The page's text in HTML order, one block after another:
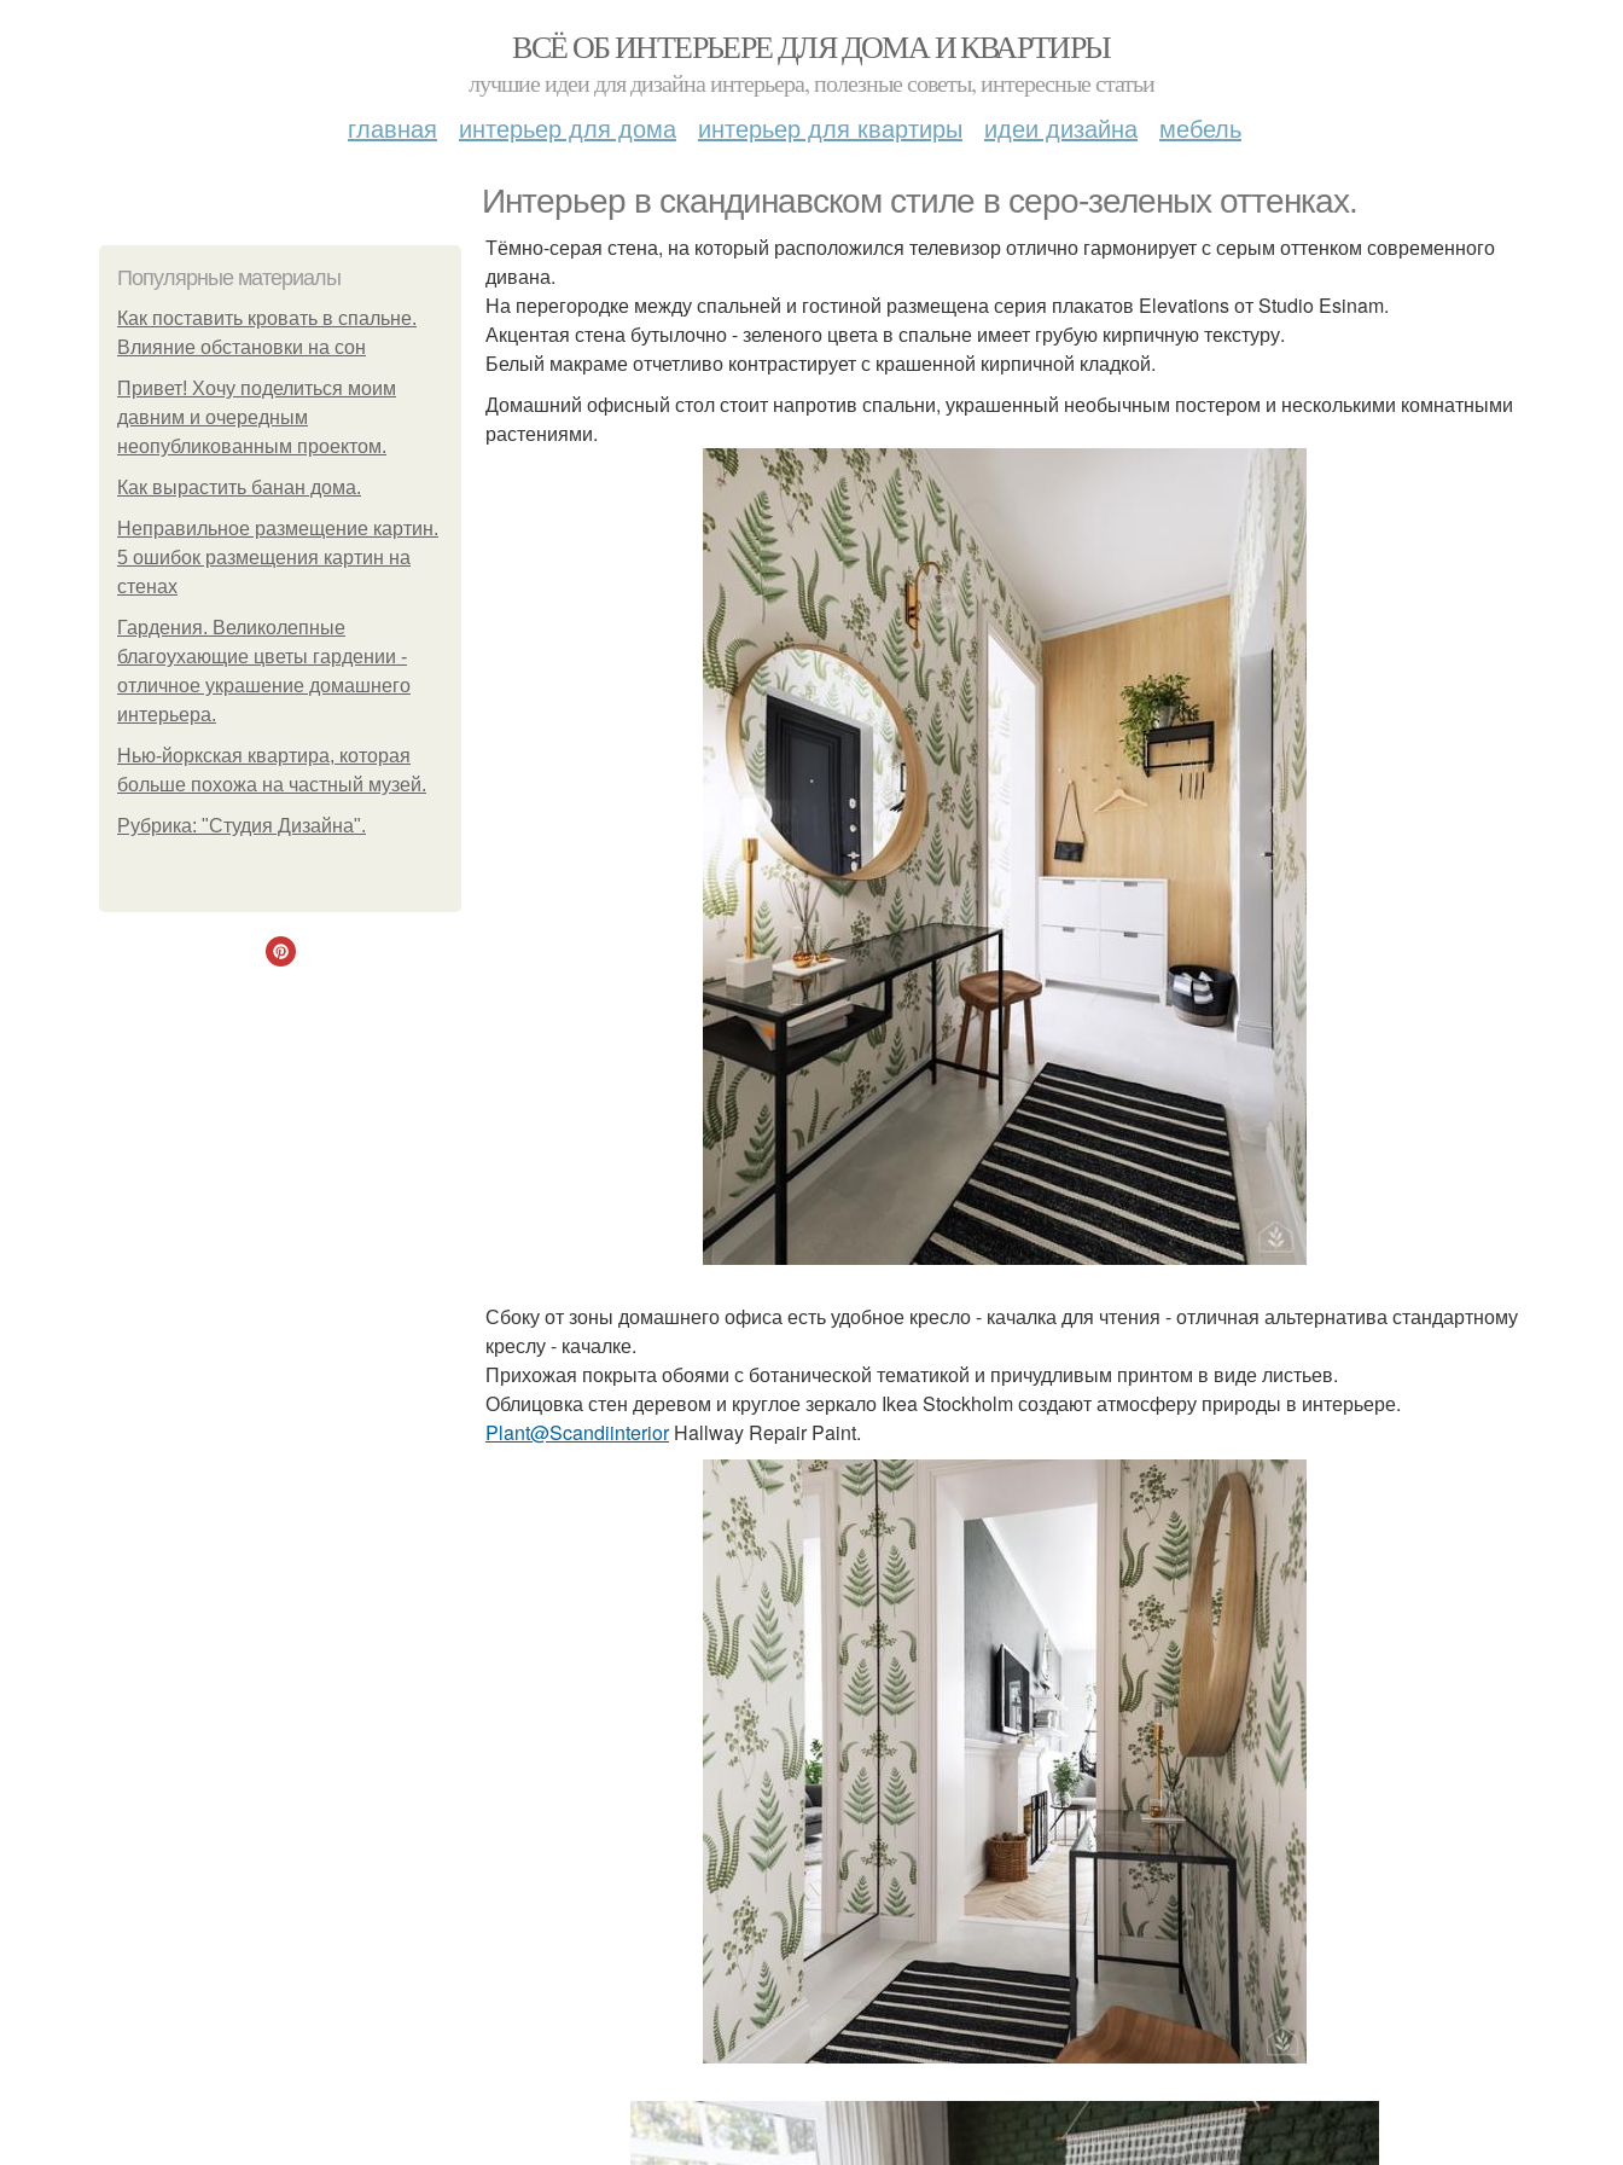
ВСЁ ОБ ИНТЕРЬЕРЕ ДЛЯ ДОМА И КВАРТИРЫ
лучшие идеи для дизайна интерьера, полезные советы, интересные статьи
главная интерьер для дома интерьер для квартиры идеи дизайна мебель
Интерьер в скандинавском стиле в серо-зеленых оттенках.
Популярные материалы
Как поставить кровать в спальне.
Влияние обстановки на сон
Привет! Хочу поделиться моим
давним и очередным
неопубликованным проектом.
Как вырастить банан дома.
Неправильное размещение картин.
5 ошибок размещения картин на
стенах
Гардения. Великолепные
благоухающие цветы гардении -
отличное украшение домашнего
интерьера.
Нью-йоркская квартира, которая
больше похожа на частный музей.
Рубрика: "Студия Дизайна".
Тёмно-серая стена, на который расположился телевизор отлично гармонирует с серым оттенком современного
дивана.
На перегородке между спальней и гостиной размещена серия плакатов Elevations от Studio Esinam.
Акцентая стена бутылочно - зеленого цвета в спальне имеет грубую кирпичную текстуру.
Белый макраме отчетливо контрастирует с крашенной кирпичной кладкой.
Домашний офисный стол стоит напротив спальни, украшенный необычным постером и несколькими комнатными
растениями.
Сбоку от зоны домашнего офиса есть удобное кресло - качалка для чтения - отличная альтернатива стандартному
креслу - качалке.
Прихожая покрыта обоями с ботанической тематикой и причудливым принтом в виде листьев.
Облицовка стен деревом и круглое зеркало Ikea Stockholm создают атмосферу природы в интерьере.
Plant@ScandiinteriorHallway Repair Paint.